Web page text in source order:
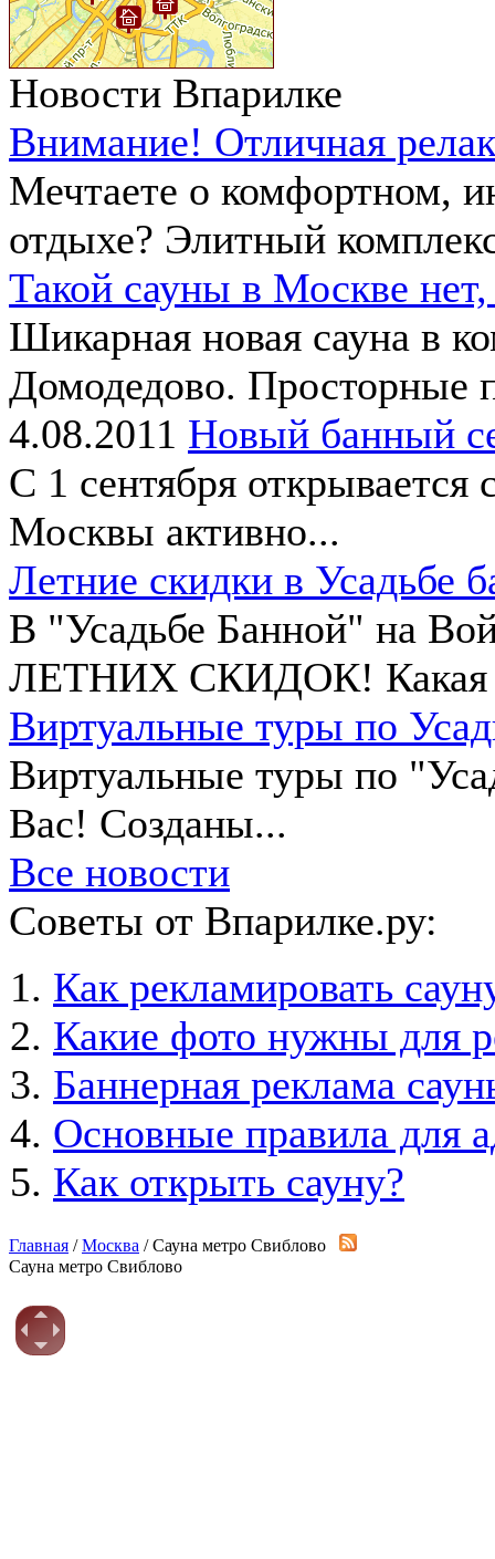
Новости Впарилке
Внимание! Отличная
Мечтаете о комфортном,
отдыхе? Элитный
Такой сауны в Москве
Шикарная новая сауна в
Домодедово. Просторные
4.08.2011 Новый банный
С 1 сентября
Москвы активно...
Летние скидки в Усадьбе
В "Усадьбе Банной" на
ЛЕТНИХ СКИДОК! Какая
Виртуальные туры по
Виртуальные туры по
Вас! Созданы...
Все новости
Советы от Впарилке.ру:
Как рекламировать
Какие фото нужны для
Баннерная реклама
Основные правила для
Как открыть сауну?
Главная /Москва / Сауна метро Свиблово
Сауна метро Свиблово